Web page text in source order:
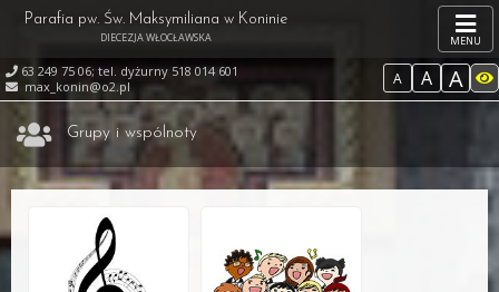
63 249 75 06; tel. dyżurny 518 014 601
max_konin@o2.pl
A A A
Parafia pw. Św. Maksymiliana w Koninie
DIECEZJA WŁOCŁAWSKA MENU
Grupy i wspólnoty